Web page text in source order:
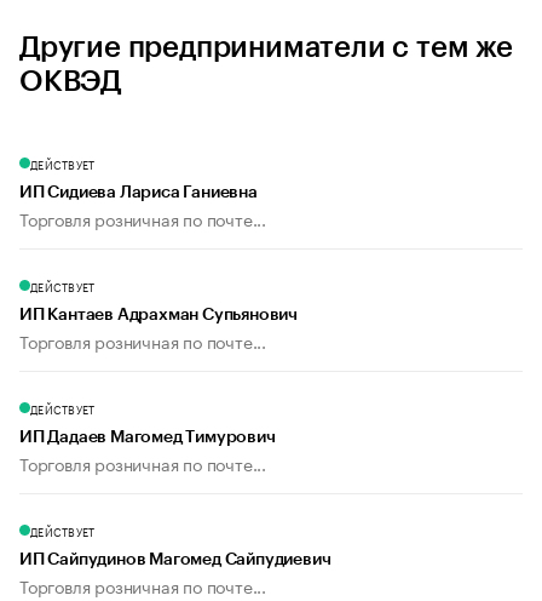
Другие предприниматели с тем же
ОКВЭД
ДЕЙСТВУЕТ
ИП Сидиева Лариса Ганиевна
Торговля розничная по почте...
ДЕЙСТВУЕТ
ИП Кантаев Адрахман Супьянович
Торговля розничная по почте...
ДЕЙСТВУЕТ
ИП Дадаев Магомед Тимурович
Торговля розничная по почте...
ДЕЙСТВУЕТ
ИП Сайпудинов Магомед Сайпудиевич
Торговля розничная по почте...